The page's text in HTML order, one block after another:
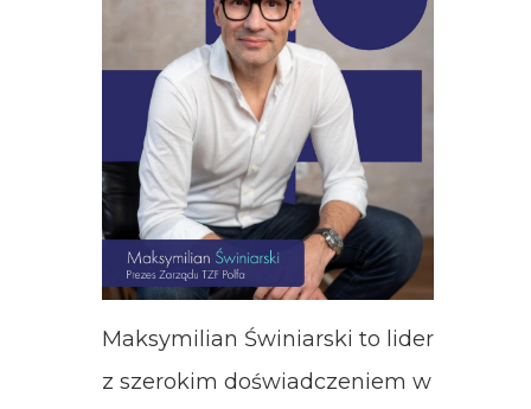
Maksymilian Świniarski to lider
z szerokim doświadczeniem w